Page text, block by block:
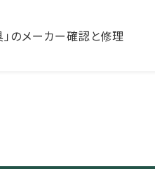
」のメーカー確認と修理